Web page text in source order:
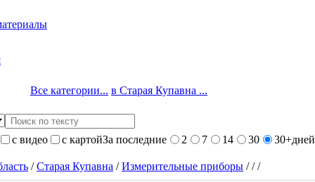
Все категории... в Старая Купавна ...
с видео с картойЗа последние 2 7 14 30 30+дней
/Старая Купавна /Измерительные приборы ///